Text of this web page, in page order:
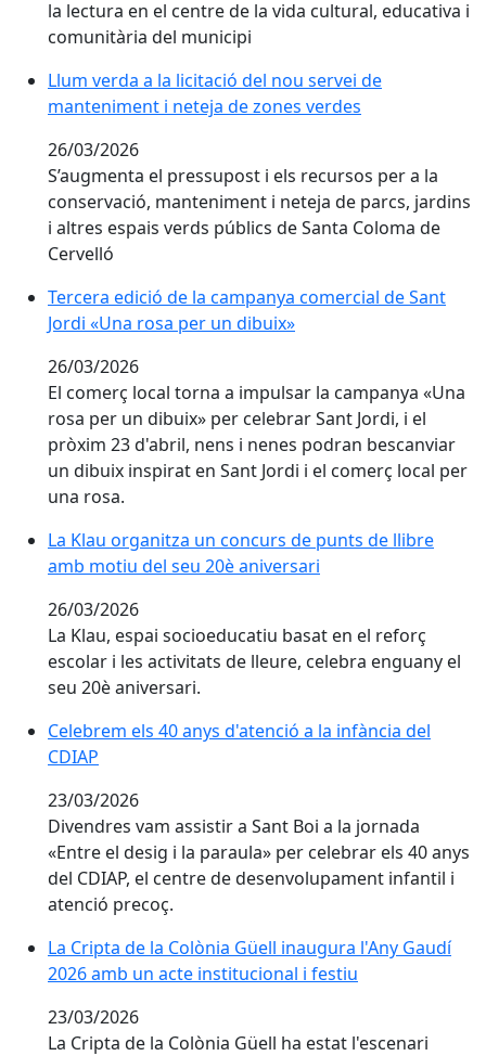
la lectura en el centre de la vida cultural, educativa i
comunitària del municipi
Llum verda a la licitació del nou servei de
Llum verda a la licitació del nou servei de
manteniment i neteja de zones verdes
26/03/2026
S’augmenta el pressupost i els recursos per a la
conservació, manteniment i neteja de parcs, jardins
i altres espais verds públics de Santa Coloma de
Cervelló
Tercera edició de la campanya comercial de Sant
Tercera edició de la campanya comercial de Sant
Jordi «Una rosa per un dibuix»
26/03/2026
El comerç local torna a impulsar la campanya «Una
rosa per un dibuix» per celebrar Sant Jordi, i el
pròxim 23 d'abril, nens i nenes podran bescanviar
un dibuix inspirat en Sant Jordi i el comerç local per
una rosa.
La Klau organitza un concurs de punts de llibre amb
La Klau organitza un concurs de punts de llibre
amb motiu del seu 20è aniversari
26/03/2026
La Klau, espai socioeducatiu basat en el reforç
escolar i les activitats de lleure, celebra enguany el
seu 20è aniversari.
Celebrem els 40 anys d'atenció a la infància del CDIAP
Celebrem els 40 anys d'atenció a la infància del
CDIAP
23/03/2026
Divendres vam assistir a Sant Boi a la jornada
«Entre el desig i la paraula» per celebrar els 40 anys
del CDIAP, el centre de desenvolupament infantil i
atenció precoç.
La Cripta de la Colònia Güell inaugura l'Any Gaudí
La Cripta de la Colònia Güell inaugura l'Any Gaudí
2026 amb un acte institucional i festiu
23/03/2026
La Cripta de la Colònia Güell ha estat l'escenari